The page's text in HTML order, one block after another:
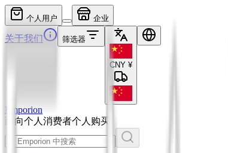
个人用户 企业
关于我们 筛选器
CNY ¥
Emporion
面向个人消费者个人购买